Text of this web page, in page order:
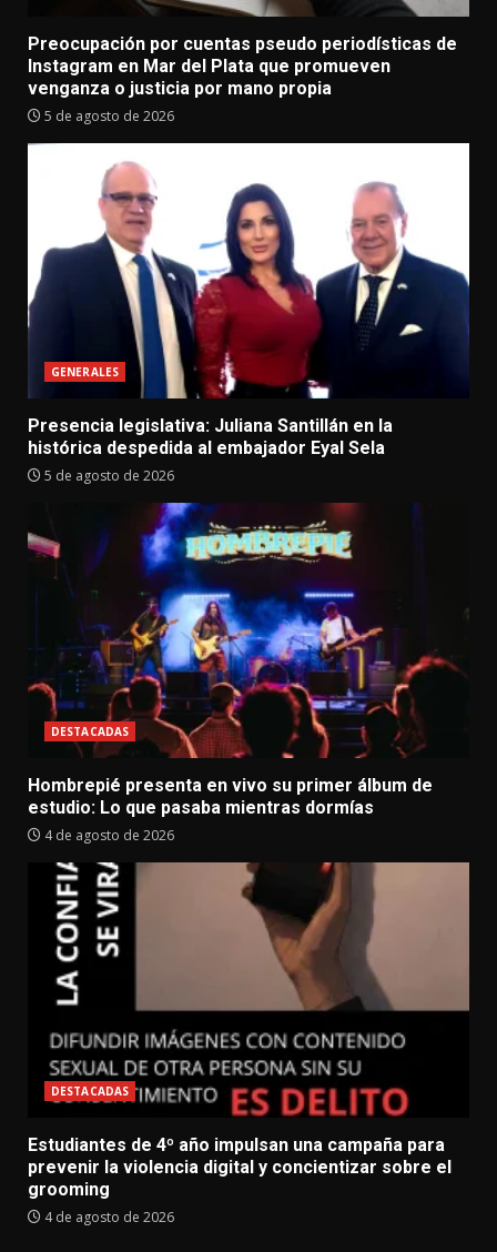
Preocupación por cuentas pseudo periodísticas de
Instagram en Mar del Plata que promueven
venganza o justicia por mano propia
5 de agosto de 2026
GENERALES
Presencia legislativa: Juliana Santillán en la
histórica despedida al embajador Eyal Sela
5 de agosto de 2026
DESTACADAS
Hombrepié presenta en vivo su primer álbum de
estudio: Lo que pasaba mientras dormías
4 de agosto de 2026
DESTACADAS
Estudiantes de 4º año impulsan una campaña para
prevenir la violencia digital y concientizar sobre el
grooming
4 de agosto de 2026